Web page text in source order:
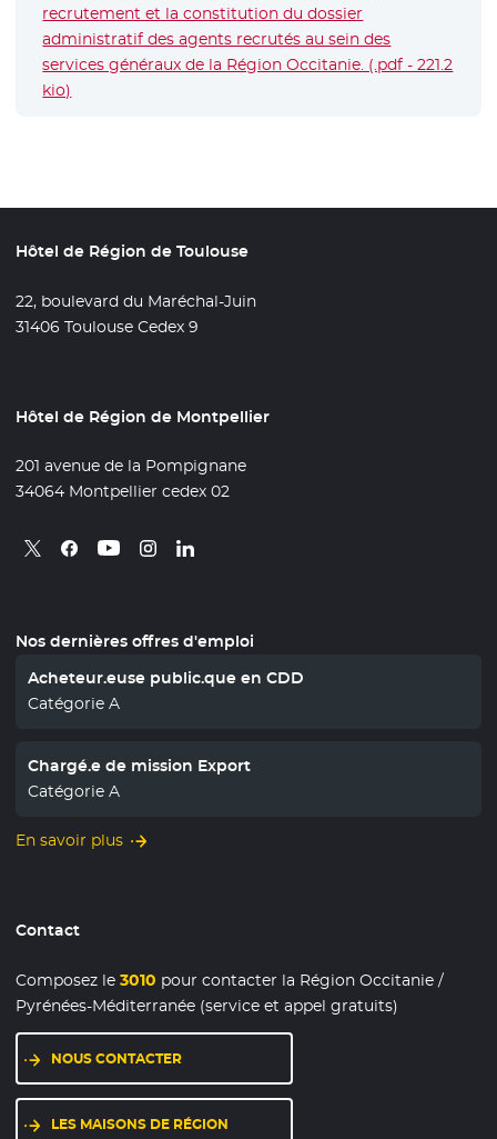
recrutement et la constitution du dossier
administratif des agents recrutés au sein des
services généraux de la Région Occitanie. (.pdf - 221.2
kio)
Hôtel de Région de Toulouse
22, boulevard du Maréchal-Juin
31406 Toulouse Cedex 9
Hôtel de Région de Montpellier
201 avenue de la Pompignane
34064 Montpellier cedex 02
Retrouvez nous sur X
- Nouvelle fenêtre
Retrouvez nous sur Facebook
- Nouvelle fenêtre
Retrouvez nous sur Youtube
- Nouvelle fenêtre
Retrouvez nous sur Instagram
- Nouvelle fenêtre
Retrouvez nous sur Linkedin
- Nouvelle fenêtre
Nos dernières offres d'emploi
Acheteur.euse public.que en CDD
Catégorie A
Chargé.e de mission Export
Catégorie A
En savoir plus
Contact
Composez le3010 pour contacter la Région Occitanie /
Pyrénées-Méditerranée (service et appel gratuits)
NOUS CONTACTER
LES MAISONS DE RÉGION